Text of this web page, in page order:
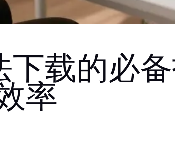
载的必
率